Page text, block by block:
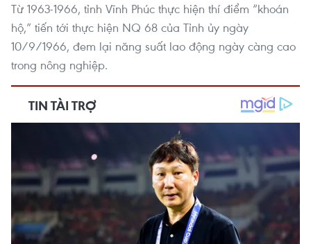
Từ 1963-1966, tỉnh Vĩnh Phúc thực hiện thí điểm “khoán
hộ,” tiến tới thực hiện NQ 68 của Tỉnh ủy ngày
10/9/1966, đem lại năng suất lao động ngày càng cao
trong nông nghiệp.